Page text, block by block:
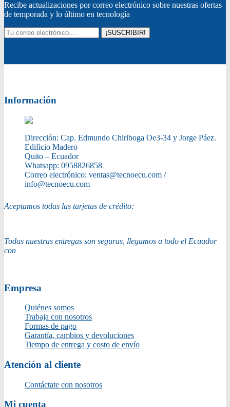
Recibe actualizaciones por correo electrónico sobre nuestras ofertas
de temporada y lo último en tecnología
¡SUSCRIBIR!
Información
Dirección: Cap. Edmundo Chiriboga Oe3-34 y Jorge Páez.
Edificio Madero
Quito – Ecuador
Whatsapp: 0958826858
Correo electrónico: ventas@tecnoecu.com /
info@tecnoecu.com
Aceptamos todas las tarjetas de crédito:
Todas nuestras entregas son seguras, llegamos a todo el Ecuador
con
Empresa
Quiénes somos
Trabaja con nosotros
Formas de pago
Garantía, cambios y devoluciones
Tiempo de entrega y costo de envío
Atención al cliente
Contáctate con nosotros
Mi cuenta